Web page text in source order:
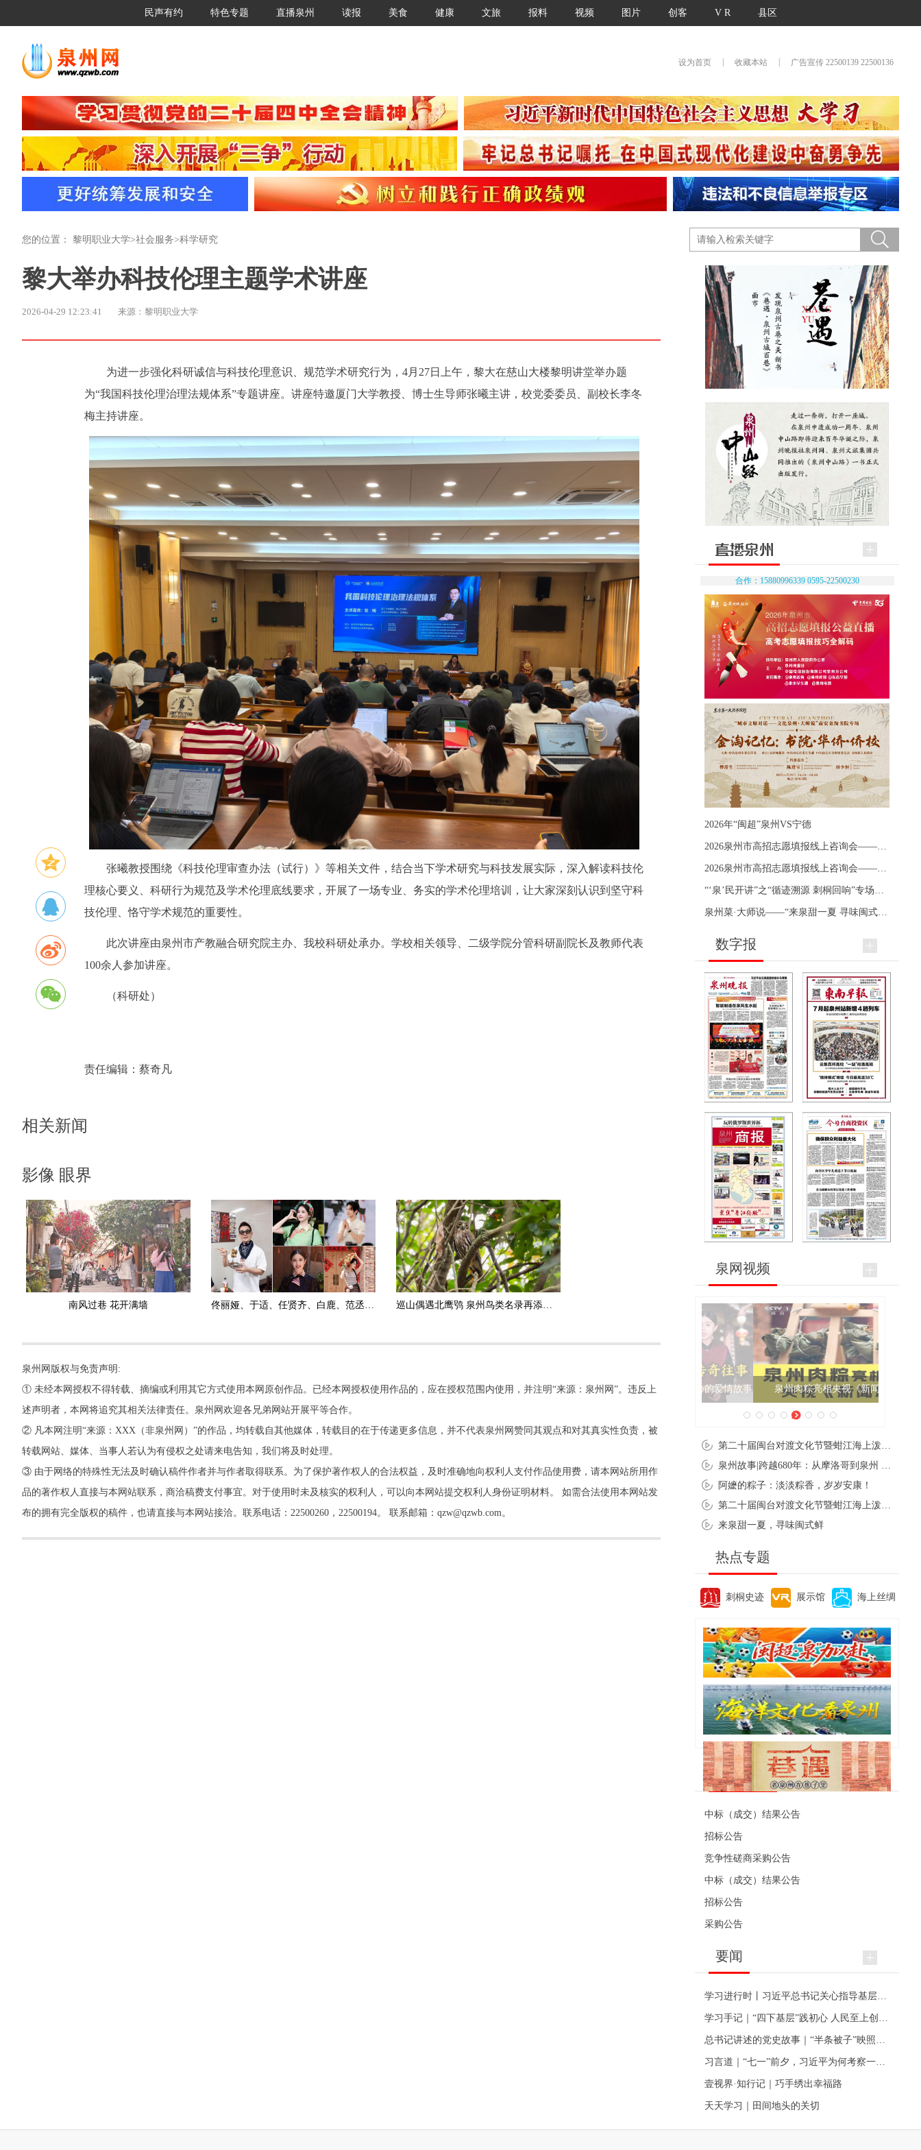
民声有约 特色专题 直播泉州 读报 美食 健康 文旅 报料 视频 图片 创客 V R 县区
设为首页 收藏本站 广告宣传 22500139 22500136
您的位置： 黎明职业大学>社会服务>科学研究
黎大举办科技伦理主题学术讲座
2026-04-29 12:23:41 来源：黎明职业大学
为进一步强化科研诚信与科技伦理意识、规范学术研究行为，4月27日上午，黎大在慈山大楼黎明讲堂举办题
为“我国科技伦理治理法规体系”专题讲座。讲座特邀厦门大学教授、博士生导师张曦主讲，校党委委员、副校长李冬
梅主持讲座。
张曦教授围绕《科技伦理审查办法（试行）》等相关文件，结合当下学术研究与科技发展实际，深入解读科技伦
理核心要义、科研行为规范及学术伦理底线要求，开展了一场专业、务实的学术伦理培训，让大家深刻认识到坚守科
技伦理、恪守学术规范的重要性。
此次讲座由泉州市产教融合研究院主办、我校科研处承办。学校相关领导、二级学院分管科研副院长及教师代表
100余人参加讲座。
（科研处）
责任编辑： 蔡奇凡
相关新闻
影像 眼界
南风过巷 花开满墙
泉州网版权与免责声明:
① 未经本网授权不得转载、摘编或利用其它方式使用本网原创作品。已经本网授权使用作品的，应在授权范围内使用，并注明“来源：泉州网”。违反上
述声明者，本网将追究其相关法律责任。泉州网欢迎各兄弟网站开展平等合作。
② 凡本网注明“来源：XXX（非泉州网）”的作品，均转载自其他媒体，转载目的在于传递更多信息，并不代表泉州网赞同其观点和对其真实性负责，被
转载网站、媒体、当事人若认为有侵权之处请来电告知，我们将及时处理。
③ 由于网络的特殊性无法及时确认稿件作者并与作者取得联系。为了保护著作权人的合法权益，及时准确地向权利人支付作品使用费，请本网站所用作
品的著作权人直接与本网站联系，商洽稿费支付事宜。对于使用时未及核实的权利人，可以向本网站提交权利人身份证明材料。 如需合法使用本网站发
布的拥有完全版权的稿件，也请直接与本网站接洽。联系电话：22500260，22500194。 联系邮箱：qzw@qzwb.com。
合作：15880996339 0595-22500230
2026年“闽超”泉州VS宁德
数字报
泉网视频
泉州肉粽亮相央视《新闻联播》
阿嬷的粽子：淡淡粽香，岁岁安康！
来泉甜一夏，寻味闽式鲜
热点专题
刺桐史迹 展示馆 海上丝绸
便民资讯
中标（成交）结果公告
招标公告
竞争性磋商采购公告
中标（成交）结果公告
招标公告
采购公告
要闻
壹视界·知行记｜巧手绣出幸福路
天天学习｜田间地头的关切